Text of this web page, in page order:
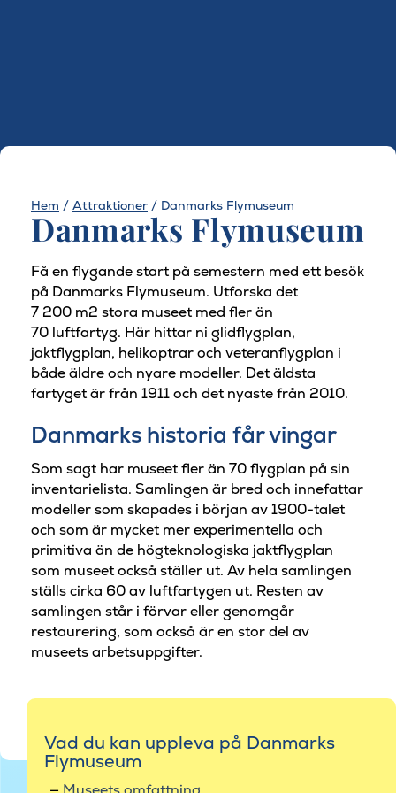
Hem / Attraktioner / Danmarks Flymuseum
Danmarks Flymuseum
Få en flygande start på semestern med ett besök
på Danmarks Flymuseum. Utforska det
7 200 m2 stora museet med fler än
70 luftfartyg. Här hittar ni glidflygplan,
jaktflygplan, helikoptrar och veteranflygplan i
både äldre och nyare modeller. Det äldsta
fartyget är från 1911 och det nyaste från 2010.
Danmarks historia får vingar
Som sagt har museet fler än 70 flygplan på sin
inventarielista. Samlingen är bred och innefattar
modeller som skapades i början av 1900-talet
och som är mycket mer experimentella och
primitiva än de högteknologiska jaktflygplan
som museet också ställer ut. Av hela samlingen
ställs cirka 60 av luftfartygen ut. Resten av
samlingen står i förvar eller genomgår
restaurering, som också är en stor del av
museets arbetsuppgifter.
Vad du kan uppleva på Danmarks
Flymuseum